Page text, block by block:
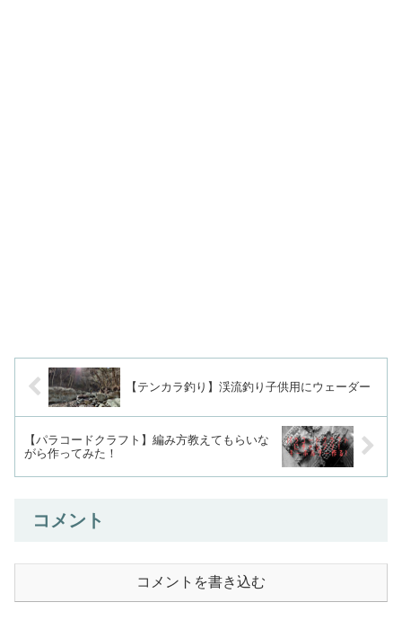
【テンカラ釣り】渓流釣り子供用にウェーダー
【パラコードクラフト】編み方教えてもらいな
がら作ってみた！
コメント
コメントを書き込む